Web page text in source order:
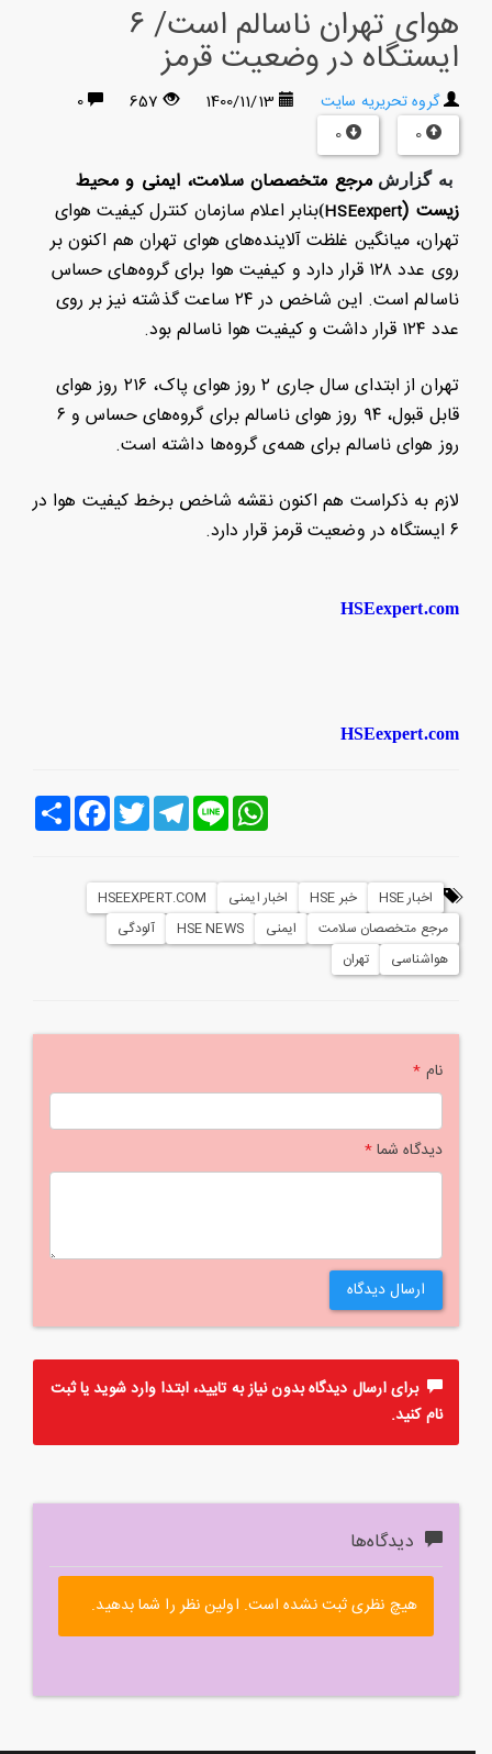
هوای تهران ناسالم است/ ۶
ایستگاه در وضعیت قرمز
گروه تحریریه سایت 1400/11/13
657
0
0
0
به گزارشمرجع متخصصان سلامت، ایمنی و محیط
زیست (
HSEexpert
)بنابر اعلام سازمان کنترل کیفیت هوای
تهران، میانگین غلظت آلاینده‌های هوای تهران هم اکنون بر
روی عدد ۱۲۸ قرار دارد و کیفیت هوا برای گروه‌های حساس
ناسالم است. این شاخص در ۲۴ ساعت گذشته نیز بر روی
عدد ۱۲۴ قرار داشت و کیفیت هوا ناسالم بود.
تهران از ابتدای سال جاری ۲ روز هوای پاک، ۲۱۶ روز هوای
قابل قبول، ۹۴ روز هوای ناسالم برای گروه‌های حساس و ۶
روز هوای ناسالم برای همه‌ی گروه‌ها داشته است.
لازم به ذکراست هم اکنون نقشه شاخص برخط کیفیت هوا در
HSEexpert.com
HSEexpert.com
اشتراک
FacebookTwitter
Telegram Line
WhatsApp
اخبار HSE خبر HSE اخبار ایمنی
HSEEXPERT.COM
مرجع متخصصان سلامت
ایمنی HSE NEWS
آلودگی
هواشناسی
تهران
نام*
دیدگاه شما*
ارسال دیدگاه
برای ارسال دیدگاه بدون نیاز به تایید، ابتداواردشوید یاثبت
نامکنید.
دیدگاه‌ها
هیچ نظری ثبت نشده است. اولین نظر را شما بدهید.